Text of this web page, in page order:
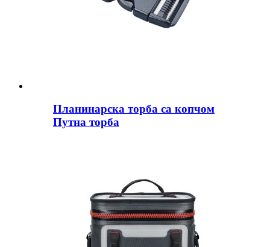
Планинарска торба са копчом
Путна торба